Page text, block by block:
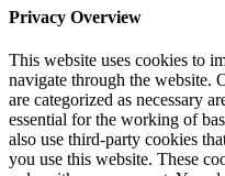
Privacy Overview
This website uses cookies to
navigate through the website.
are categorized as necessary
essential for the working of
also use third-party cookies
you use this website. These